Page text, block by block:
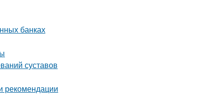
банках
суставов
рекомендации